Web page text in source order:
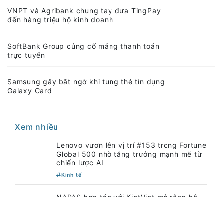
sinh thái thanh toán VietQR
hệ sinh thái thanh toán QR theo hướng chuẩn hóa, an
toàn, minh bạch và hội nhập quốc tế, theo đại diện
Lenovo vươn lên vị trí #153 trong Fortune
Global 500 nhờ tăng trưởng mạnh mẽ từ
đến hàng triệu hộ kinh doanh